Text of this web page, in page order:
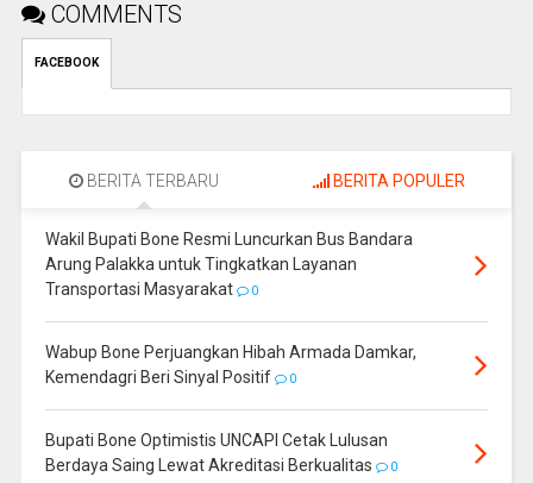
COMMENTS
FACEBOOK
BERITA TERBARU BERITA POPULER
Wakil Bupati Bone Resmi Luncurkan Bus Bandara
Arung Palakka untuk Tingkatkan Layanan
Transportasi Masyarakat
0
Wabup Bone Perjuangkan Hibah Armada Damkar,
Kemendagri Beri Sinyal Positif
0
Bupati Bone Optimistis UNCAPI Cetak Lulusan
Berdaya Saing Lewat Akreditasi Berkualitas
0